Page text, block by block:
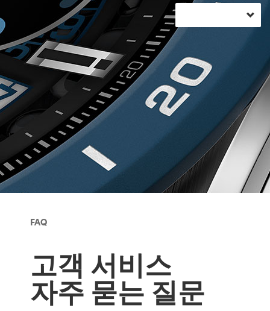
FAQ
고객 서비스
자주 묻는 질문